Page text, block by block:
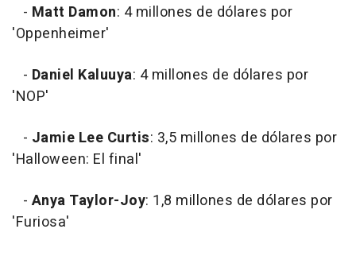
- Matt Damon: 4 millones de dólares por
'Oppenheimer'
- Daniel Kaluuya: 4 millones de dólares por
'NOP'
- Jamie Lee Curtis: 3,5 millones de dólares por
'Halloween: El final'
- Anya Taylor-Joy: 1,8 millones de dólares por
'Furiosa'